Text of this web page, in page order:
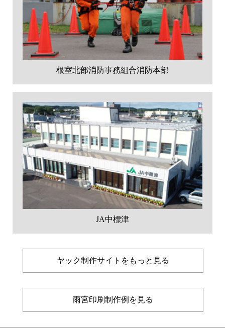
根室北部消防事務組合消防本部
JA中標津
ヤック制作サイトをもっと見る
雨宮印刷制作例を見る